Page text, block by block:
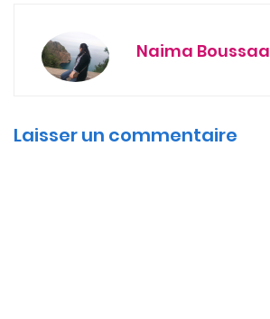
Naima Boussaa
Laisser un commentaire